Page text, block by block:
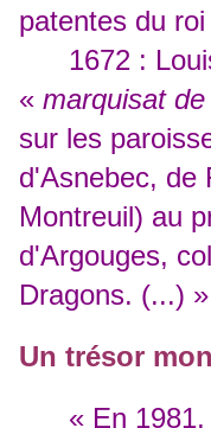
patentes du
1672 :
« marquisat
sur les
d'Asnebec, de
Montreuil) au
d'Argouges,
Dragons. (...) »
Un trésor
« En 1981,